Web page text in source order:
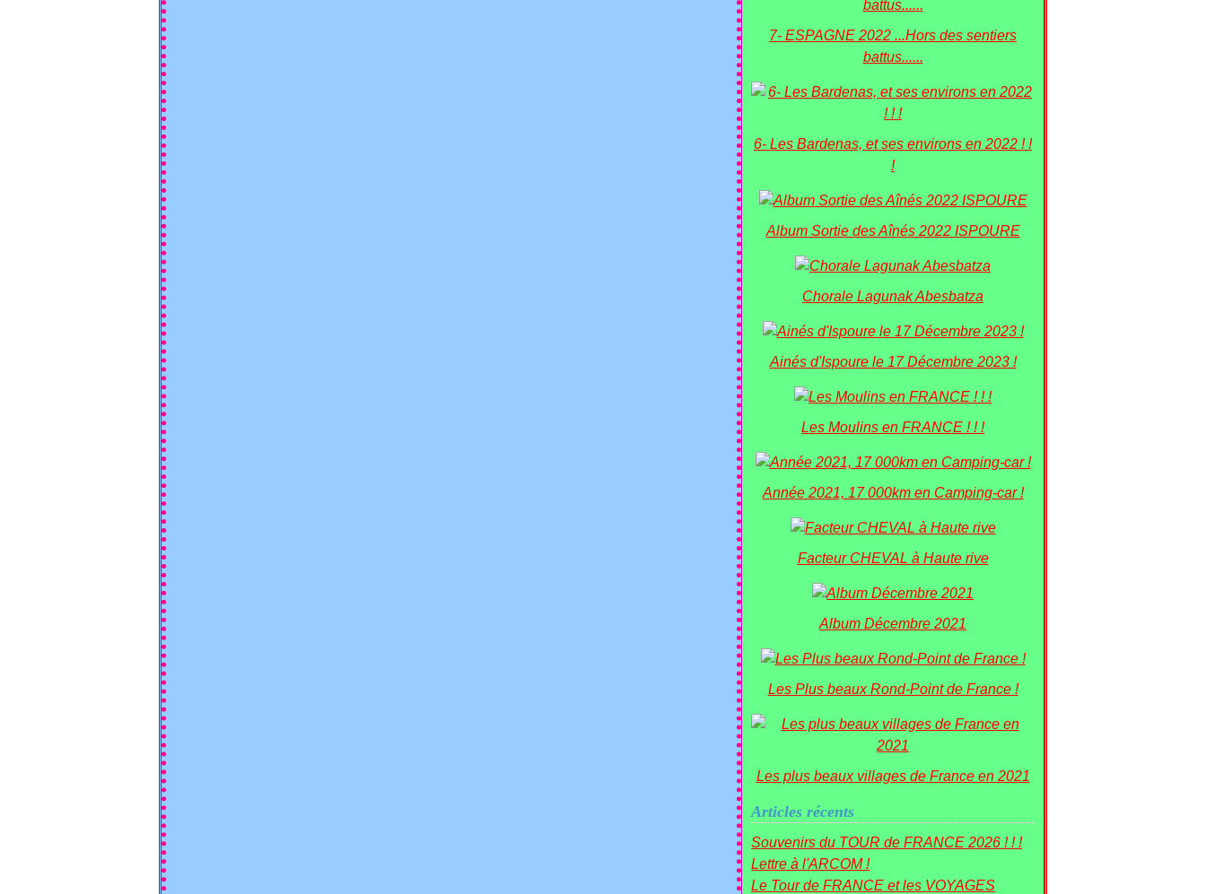
7- ESPAGNE 2022 ...Hors des sentiers
battus......
6- Les Bardenas, et ses environs en 2022 ! !
!
Album Sortie des Aînés 2022 ISPOURE
Chorale Lagunak Abesbatza
Ainés d'Ispoure le 17 Décembre 2023 !
Les Moulins en FRANCE ! ! !
Année 2021, 17 000km en Camping-car !
Facteur CHEVAL à Haute rive
Album Décembre 2021
Les Plus beaux Rond-Point de France !
Les plus beaux villages de France en 2021
Articles récents
Souvenirs du TOUR de FRANCE 2026 ! ! !
Lettre à l'ARCOM !
Le Tour de FRANCE et les VOYAGES